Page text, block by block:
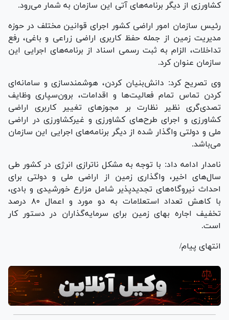
کشاورزی از دیگر برنامه‌های آتی این سازمان به شمار می‌رود.
رئیس سازمان امور اراضی کشور اجرای قوانین مختلف در حوزه
مدیریت زمین از جمله حفظ کاربری اراضی زراعی و باغی، رفع
تداخلات، الزام به ثبت رسمی اسناد از برنامه‌های اجرایی این
سازمان عنوان کرد.
وی تصریح کرد: دانش‌بنیان کردن، هوشمندسازی و سامانه‌ای
کردن تماس تمام فعالیت‌ها و اقدامات، برون‌سپاری وظایف
تصدی‌گری نظیر نظارت بر مجوز‌های تغییر کاربری اراضی
کشاورزی و اجرای طرح‌های کشاورزی و غیرکشاورزی در اراضی
ملی و دولتی واگذار شده از دیگر برنامه‌های اجرایی این سازمان
می‌باشد.
نامدار ادامه داد: با توجه به مشکل ناترازی انرژی در کشور طی
سال‌های اخیر، واگذاری زمین از اراضی ملی و دولتی برای
احداث نیروگاه‌های تجدیدپذیر شامل مزارع خورشیدی و بادی،
با کاهش تعداد استعلامات به دو مورد و اعمال ۸۰ درصد
تخفیف اجاره بهای زمین برای سرمایه‌گذاران در دستور کار
است.
انتهای پیام/